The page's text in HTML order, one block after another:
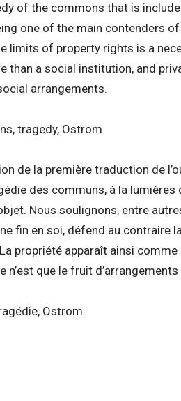
of the commons that is
one of the main contenders
of property rights is a
than a social institution, and
arrangements.
tragedy, Ostrom
de la première traduction de
des communs, à la lumières
Nous soulignons, entre
fin en soi, défend au contraire
propriété apparaît ainsi
que le fruit
Ostrom